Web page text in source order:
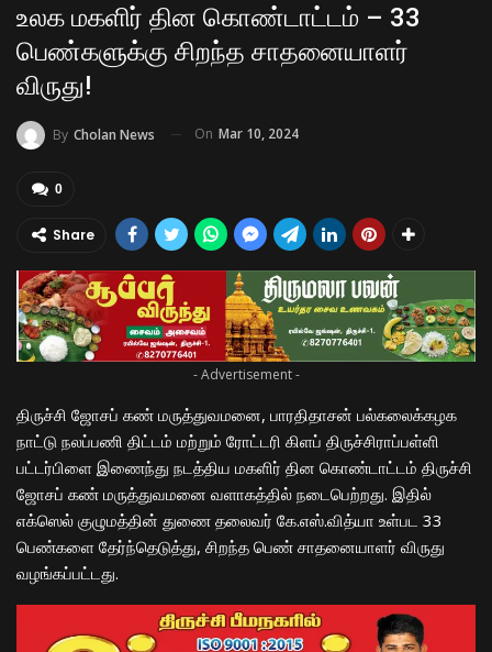
உலக மகளிர் தின கொண்டாட்டம் – 33
பெண்களுக்கு சிறந்த சாதனையாளர்
விருது!
By Cholan News On Mar 10, 2024
0
Share
- Advertisement -
திருச்சி ஜோசப் கண் மருத்துவமனை, பாரதிதாசன் பல்கலைக்கழக
நாட்டு நலப்பணி திட்டம் மற்றும் ரோட்டரி கிளப் திருச்சிராப்பள்ளி
பட்டர்பிளை இணைந்து நடத்திய மகளிர் தின கொண்டாட்டம் திருச்சி
ஜோசப் கண் மருத்துவமனை வளாகத்தில் நடைபெற்றது. இதில்
எக்ஸெல் குழுமத்தின் துணை தலைவர் கே.எஸ்.வித்யா உள்பட 33
பெண்களை தேர்ந்தெடுத்து, சிறந்த பெண் சாதனையாளர் விருது
வழங்கப்பட்டது.